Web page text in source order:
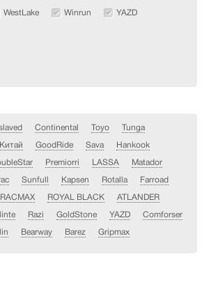
WestLake Winrun YAZD
Continental Toyo Tunga
GoodRide Sava Hankook
Premiorri LASSA Matador
Sunfull Kapsen Rotalla Farroad
ROYAL BLACK ATLANDER
Razi GoldStone YAZD Comforser
Bearway Barez Gripmax